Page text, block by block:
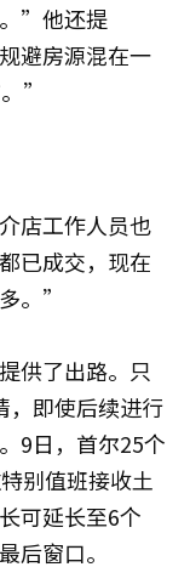
”他还提
避房源混在一
”
店工作人员也
已成交，现在
。”
供了出路。只
，即使后续进行
9日，首尔25个
别值班接收土
可延长至6个
窗口。